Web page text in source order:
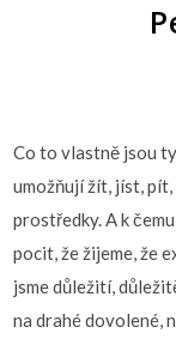
Co to vlastně jsou
umožňují žít, jíst,
prostředky. A k
pocit, že žijeme, že
jsme důležití,
na drahé dovolené,